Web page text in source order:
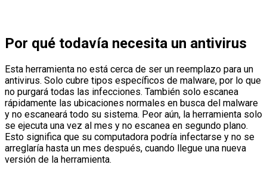
Por qué todavía necesita un antivirus
Esta herramienta no está cerca de ser un reemplazo para un
antivirus. Solo cubre tipos específicos de malware, por lo que
no purgará todas las infecciones. También solo escanea
rápidamente las ubicaciones normales en busca del malware
y no escaneará todo su sistema. Peor aún, la herramienta solo
se ejecuta una vez al mes y no escanea en segundo plano.
Esto significa que su computadora podría infectarse y no se
arreglaría hasta un mes después, cuando llegue una nueva
versión de la herramienta.